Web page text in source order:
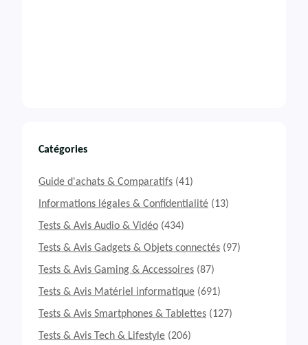
Catégories
Guide d'achats & Comparatifs (41)
Informations légales & Confidentialité (13)
Tests & Avis Audio & Vidéo (434)
Tests & Avis Gadgets & Objets connectés (97)
Tests & Avis Gaming & Accessoires (87)
Tests & Avis Matériel informatique (691)
Tests & Avis Smartphones & Tablettes (127)
Tests & Avis Tech & Lifestyle (206)